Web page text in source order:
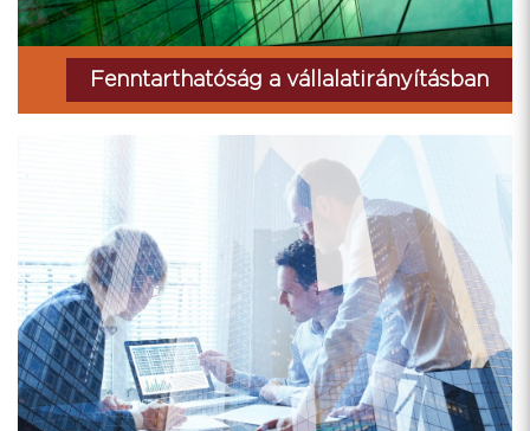
Fenntarthatóság a vállalatirányításban